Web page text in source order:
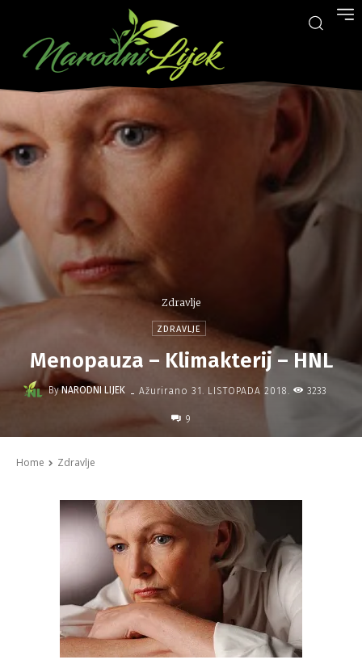
Zdravlje
ZDRAVLJE
Menopauza – Klimakterij – HNL
By NARODNI LIJEK - Ažurirano 31. LISTOPADA 2018. 3233
9
Home Zdravlje